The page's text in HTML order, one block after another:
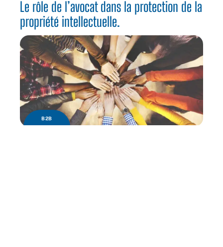
Le rôle de l’avocat dans la protection de la
propriété intellectuelle.
B2B